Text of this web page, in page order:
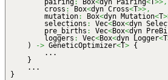
pairing: Box<dyn Pairing<T>>,
cross : Box<dyn Cross<T>>,
mutation: Box<dyn Mutation<T
selections : Vec<Box<dyn
pre_births : Vec<Box<dyn
loggers : Vec<Box<dyn Logger<T
)
-> GeneticOptimizer<T> {
...
}
...
}